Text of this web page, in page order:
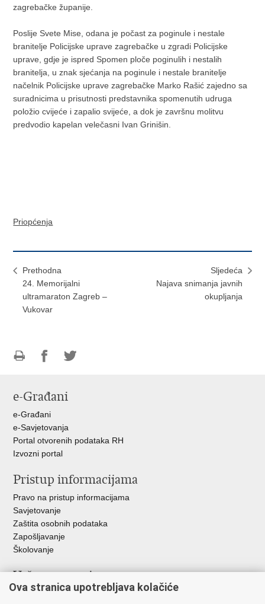
zagrebačke županije.
Poslije Svete Mise, odana je počast za poginule i nestale
branitelje Policijske uprave zagrebačke u zgradi Policijske
uprave, gdje je ispred Spomen ploče poginulih i nestalih
branitelja, u znak sjećanja na poginule i nestale branitelje
načelnik Policijske uprave zagrebačke Marko Rašić zajedno sa
suradnicima u prisutnosti predstavnika spomenutih udruga
položio cvijeće i zapalio svijeće, a dok je završnu molitvu
predvodio kapelan velečasni Ivan Grinišin.
Priopćenja
Prethodna
24. Memorijalni
ultramaraton Zagreb –
Vukovar
Sljedeća
Najava snimanja javnih
okupljanja
FacebookuTwitteru
e-Građani
e-Građani
e-Savjetovanja
Portal otvorenih podataka RH
Izvozni portal
Pristup informacijama
Pravo na pristup informacijama
Savjetovanje
Zaštita osobnih podataka
Zapošljavanje
Školovanje
Važne poveznice
Ministarstvo unutarnjih poslova
Ova stranica upotrebljava kolačiće